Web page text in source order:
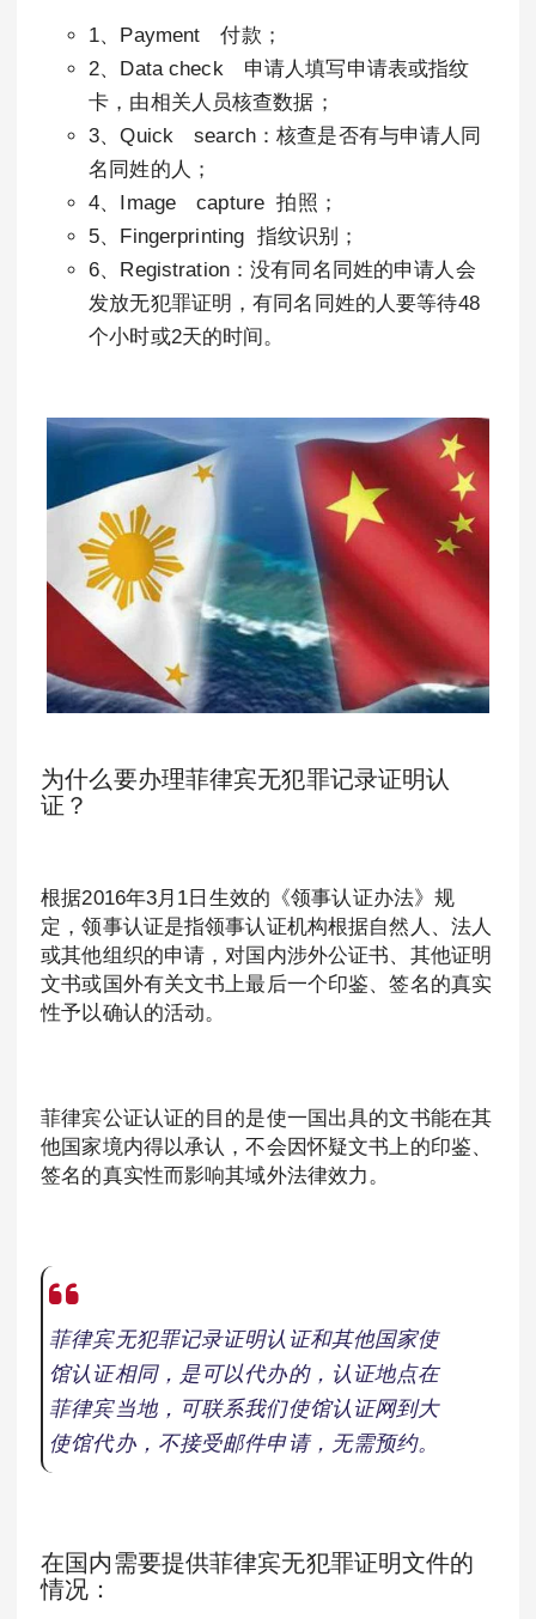
1、Payment 付款；
2、Data check 申请人填写申请表或指纹
卡，由相关人员核查数据；
3、Quick search：核查是否有与申请人同
名同姓的人；
4、Image capture 拍照；
5、Fingerprinting 指纹识别；
6、Registration：没有同名同姓的申请人会
发放无犯罪证明，有同名同姓的人要等待48
个小时或2天的时间。
为什么要办理菲律宾无犯罪记录证明认
证？
根据2016年3月1日生效的《领事认证办法》规
定，领事认证是指领事认证机构根据自然人、法人
或其他组织的申请，对国内涉外公证书、其他证明
文书或国外有关文书上最后一个印鉴、签名的真实
性予以确认的活动。
菲律宾公证认证的目的是使一国出具的文书能在其
他国家境内得以承认，不会因怀疑文书上的印鉴、
签名的真实性而影响其域外法律效力。
菲律宾无犯罪记录证明认证和其他国家使
馆认证相同，是可以代办的，认证地点在
菲律宾当地，可联系我们使馆认证网到大
使馆代办，不接受邮件申请，无需预约。
在国内需要提供菲律宾无犯罪证明文件的
情况：